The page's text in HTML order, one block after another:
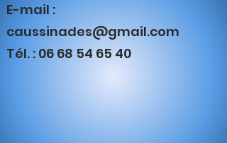
E-mail :
caussinades@gmail.com
Tél. : 06 68 54 65 40